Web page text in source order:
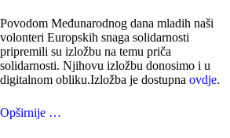
Povodom Međunarodnog dana mladih naši
volonteri Europskih snaga solidarnosti
pripremili su izložbu na temu priča
solidarnosti. Njihovu izložbu donosimo i u
digitalnom obliku.Izložba je dostupna ovdje.
Opširnije …